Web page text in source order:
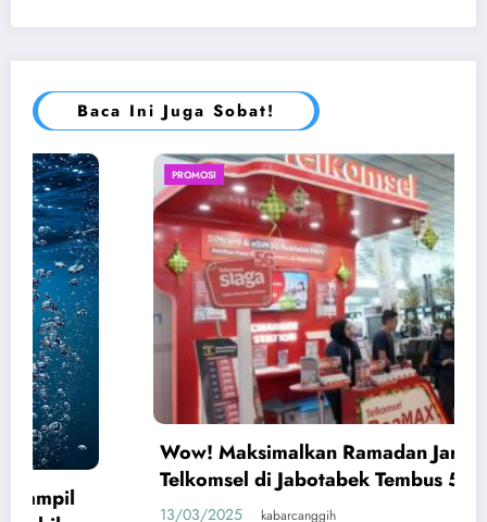
Baca Ini Juga Sobat!
PROMOSI
Wow! Maksimalkan Ramadan Jaringan 5G
Telkomsel di Jabotabek Tembus 500 Mbps
kabarcanggih